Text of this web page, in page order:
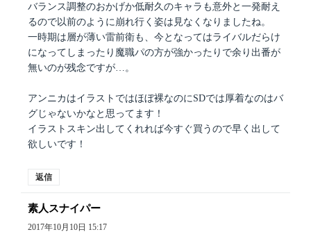
バランス調整のおかげか低耐久のキャラも意外と一発耐え
るので以前のように崩れ行く姿は見なくなりましたね。
一時期は層が薄い雷前衛も、今となってはライバルだらけ
になってしまったり魔職パの方が強かったりで余り出番が
無いのが残念ですが…。
アンニカはイラストではほぼ裸なのにSDでは厚着なのはバ
グじゃないかなと思ってます！
イラストスキン出してくれれば今すぐ買うので早く出して
欲しいです！
返信
素人スナイパー
り:
2017年10月10日 15:17